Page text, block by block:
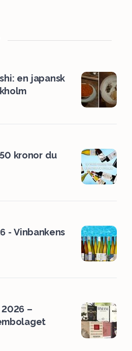
en japansk
kronor du
- Vinbankens
–